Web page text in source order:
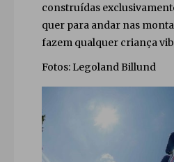
construídas
quer para andar nas
fazem qualquer criança
Fotos: Legoland Billund